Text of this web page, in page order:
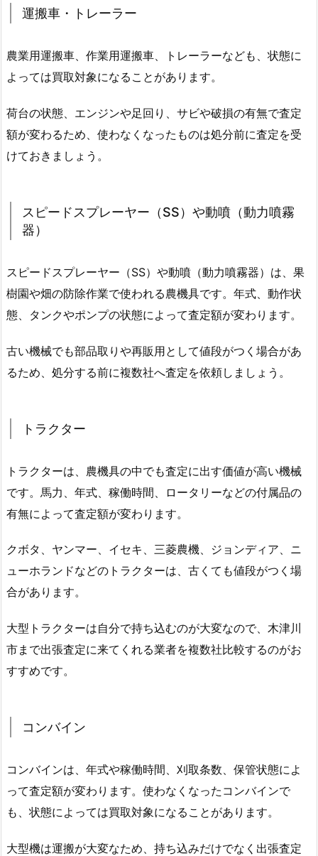
運搬車・トレーラー
農業用運搬車、作業用運搬車、トレーラーなども、状態に
よっては買取対象になることがあります。
荷台の状態、エンジンや足回り、サビや破損の有無で査定
額が変わるため、使わなくなったものは処分前に査定を受
けておきましょう。
スピードスプレーヤー（SS）や動噴（動力噴霧
器）
スピードスプレーヤー（SS）や動噴（動力噴霧器）は、果
樹園や畑の防除作業で使われる農機具です。年式、動作状
態、タンクやポンプの状態によって査定額が変わります。
古い機械でも部品取りや再販用として値段がつく場合があ
るため、処分する前に複数社へ査定を依頼しましょう。
トラクター
トラクターは、農機具の中でも査定に出す価値が高い機械
です。馬力、年式、稼働時間、ロータリーなどの付属品の
有無によって査定額が変わります。
クボタ、ヤンマー、イセキ、三菱農機、ジョンディア、ニ
ューホランドなどのトラクターは、古くても値段がつく場
合があります。
大型トラクターは自分で持ち込むのが大変なので、木津川
市まで出張査定に来てくれる業者を複数社比較するのがお
すすめです。
コンバイン
コンバインは、年式や稼働時間、刈取条数、保管状態によ
って査定額が変わります。使わなくなったコンバインで
も、状態によっては買取対象になることがあります。
大型機は運搬が大変なため、持ち込みだけでなく出張査定